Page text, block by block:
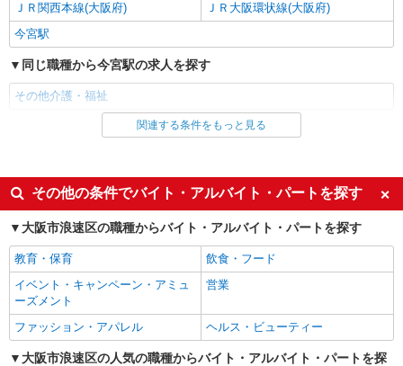
ＪＲ関西本線(大阪府)
ＪＲ大阪環状線(大阪府)
今宮駅
同じ職種から今宮駅の求人を探す
その他介護・福祉
同じ雇用形態から今宮駅の求人を探す
同じ特徴から今宮駅の求人を探す
入社日応相談
未経験歓迎
経験者・有資格者歓迎
新卒・第二新卒歓迎
女性活躍中
主婦・主夫歓迎
フリーター歓迎
ブランクOK
ミドル（40代～）活躍中
エルダー（50代～）活躍中
シニア（60代～）活躍中
関連する条件をもっと見る
その他の条件でバイト・アルバイト・パートを探す
大阪市浪速区の職種からバイト・アルバイト・パートを探す
教育・保育
飲食・フード
イベント・キャンペーン・アミュ
ーズメント
営業
ファッション・アパレル ヘルス・ビューティー
大阪市浪速区の人気の職種からバイト・アルバイト・パートを探